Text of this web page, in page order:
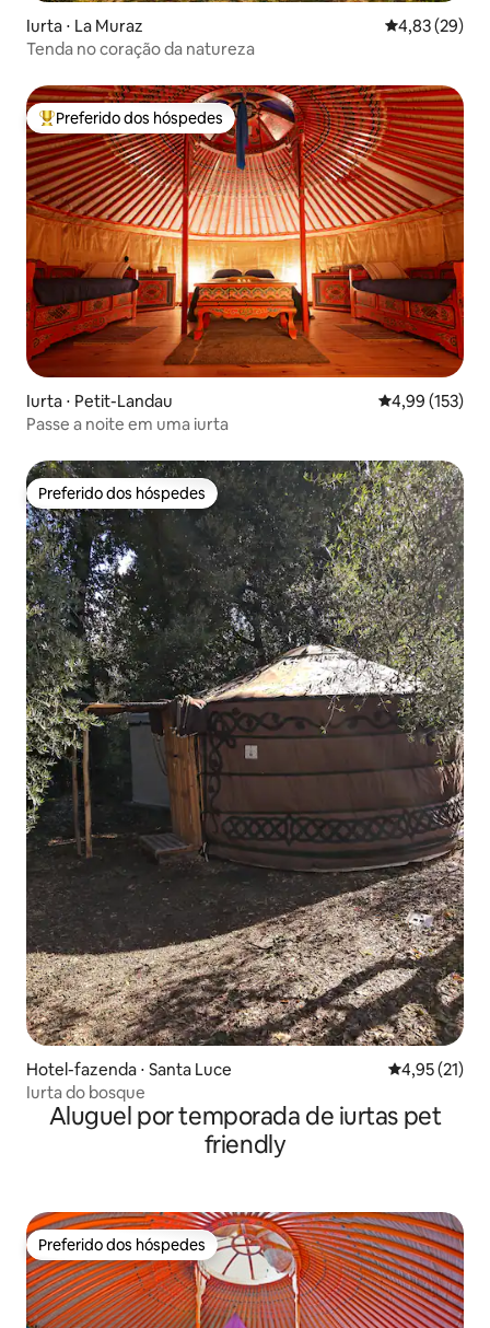
Iurta ⋅ La Muraz 4,83 de uma
4,83 (29)
Tenda no coração da natureza
Entre os melhores preferidos dos hóspedes
Preferido dos hóspedes
Iurta ⋅ Petit-Landau 4,99 de uma
4,99 (153)
Passe a noite em uma iurta
Preferido dos hóspedes
Preferido dos hóspedes
Hotel-fazenda ⋅ Santa Luce 4,95 de uma
4,95 (21)
Iurta do bosque
Aluguel por temporada de iurtas pet
friendly
Preferido dos hóspedes
Preferido dos hóspedes